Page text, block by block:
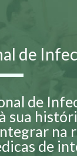
de
de
sua
de